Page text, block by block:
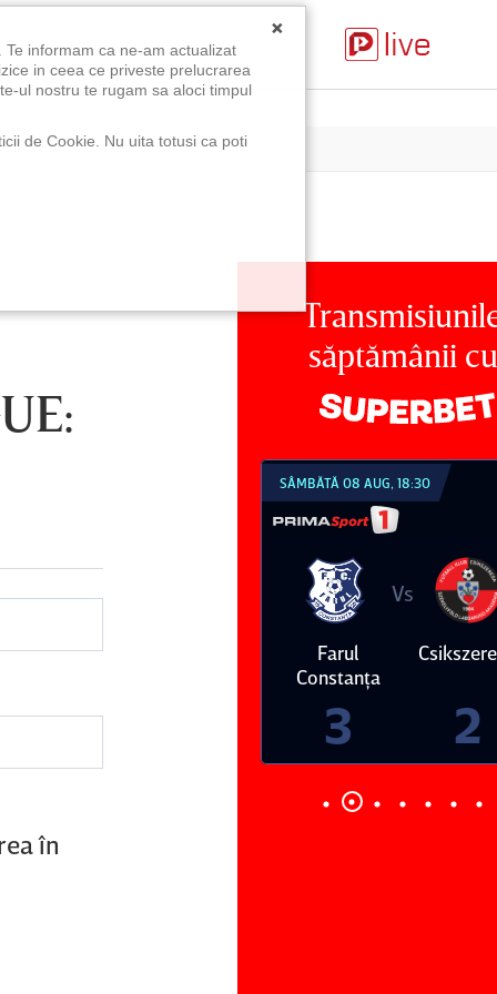
în
săptămânii cu
Farul
3
Vs
SÂMBĂTĂ 08 AUG, 21:30
Dinamo
4
Vs
FC
0
×
informam ca ne-am actualizat
in ceea ce priveste prelucrarea
ul nostru te rugam sa aloci timpul
de Cookie. Nu uita totusi ca poti